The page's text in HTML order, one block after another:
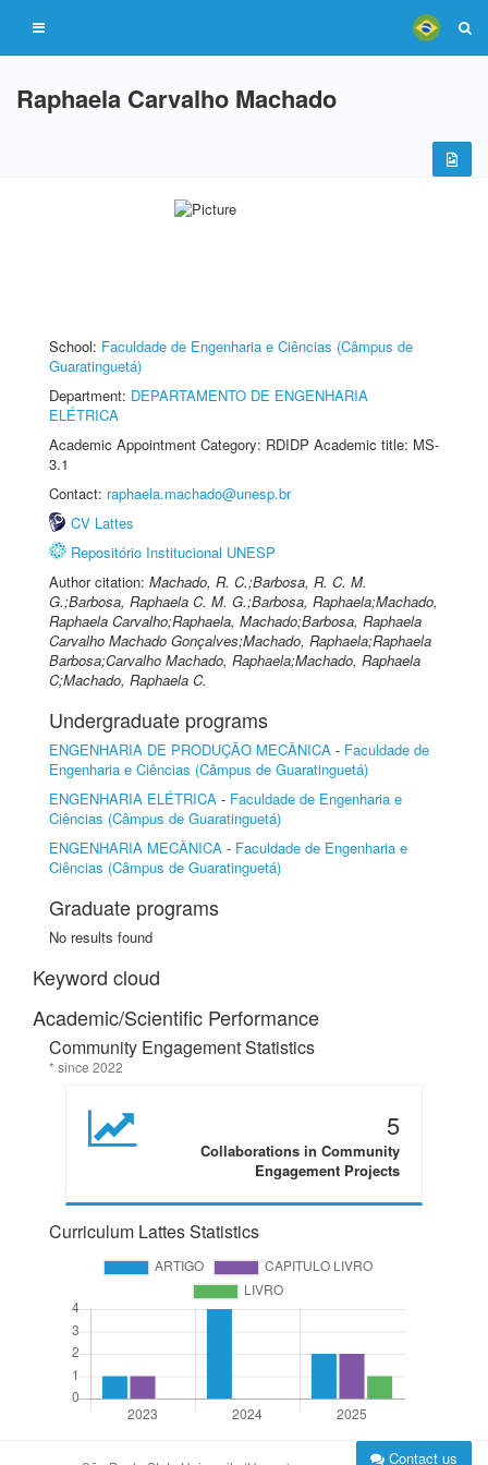
Raphaela Carvalho Machado
School: Faculdade de Engenharia e Ciências (Câmpus de
Guaratinguetá)
Department: DEPARTAMENTO DE ENGENHARIA
ELÉTRICA
Academic Appointment Category: RDIDP Academic title: MS-
3.1
Contact: raphaela.machado@unesp.br
CV Lattes
Repositório Institucional UNESP
Author citation: Machado, R. C.;Barbosa, R. C. M.
G.;Barbosa, Raphaela C. M. G.;Barbosa, Raphaela;Machado,
Raphaela Carvalho;Raphaela, Machado;Barbosa, Raphaela
Carvalho Machado Gonçalves;Machado, Raphaela;Raphaela
Barbosa;Carvalho Machado, Raphaela;Machado, Raphaela
C;Machado, Raphaela C.
Undergraduate programs
ENGENHARIA DE PRODUÇÃO MECÂNICA - Faculdade de
Engenharia e Ciências (Câmpus de Guaratinguetá)
ENGENHARIA ELÉTRICA - Faculdade de Engenharia e
Ciências (Câmpus de Guaratinguetá)
ENGENHARIA MECÂNICA - Faculdade de Engenharia e
Ciências (Câmpus de Guaratinguetá)
Graduate programs
No results found
Keyword cloud
Academic/Scientific Performance
Community Engagement Statistics
* since 2022
5
Collaborations in Community
Engagement Projects
Curriculum Lattes Statistics
Contact us